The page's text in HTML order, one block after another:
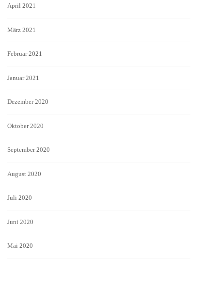
April 2021
März 2021
Februar 2021
Januar 2021
Dezember 2020
Oktober 2020
September 2020
August 2020
Juli 2020
Juni 2020
Mai 2020